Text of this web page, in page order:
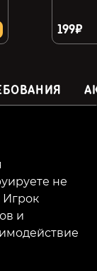
199₽
не
Игрок
и